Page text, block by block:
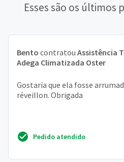
Esses são os últimos
Bento contratou Assistência
Adega Climatizada Oster
Gostaria que ela fosse
réveillon. Obrigada
Pedido atendido